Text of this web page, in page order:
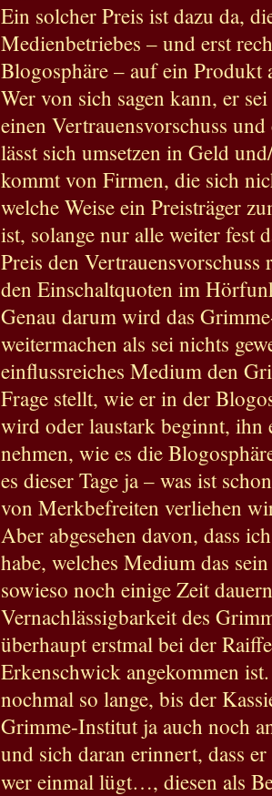
Ein solcher Preis ist dazu da,
Medienbetriebes – und erst
Blogosphäre – auf ein Produkt
Wer von sich sagen kann, er
einen Vertrauensvorschuss
lässt sich umsetzen in Geld
kommt von Firmen, die sich
welche Weise ein Preisträger
ist, solange nur alle weiter fest
Preis den
den Einschaltquoten im
Genau darum wird das
weitermachen als sei nichts
einflussreiches Medium den
Frage stellt, wie er in der
wird oder laustark beginnt, ihn
nehmen, wie es die
es dieser Tage ja – was ist
von Merkbefreiten verliehen
Aber abgesehen davon, dass
habe, welches Medium das
sowieso noch einige Zeit
Vernachlässigbarkeit des
überhaupt erstmal bei der
Erkenschwick angekommen
nochmal so lange, bis der
Grimme-Institut ja auch noch
und sich daran erinnert, dass
wer einmal lügt…, diesen als